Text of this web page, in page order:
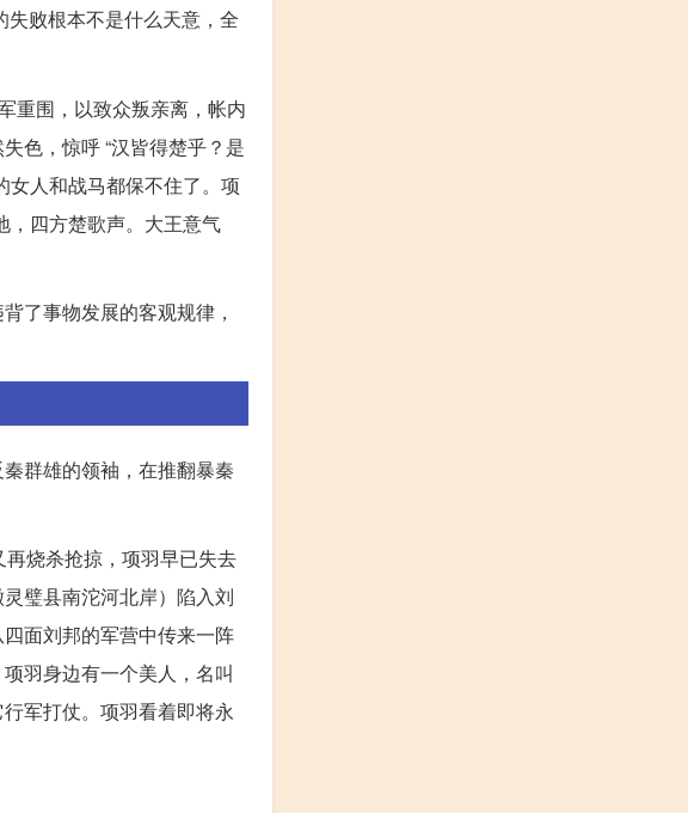
败根本不是什么天意，全
重围，以致众叛亲离，帐内
色，惊呼 “汉皆得楚乎？是
女人和战马都保不住了。项
，四方楚歌声。大王意气
了事物发展的客观规律，
群雄的领袖，在推翻暴秦
烧杀抢掠，项羽早已失去
璧县南沱河北岸）陷入刘
面刘邦的军营中传来一阵
羽身边有一个美人，名叫
军打仗。项羽看着即将永